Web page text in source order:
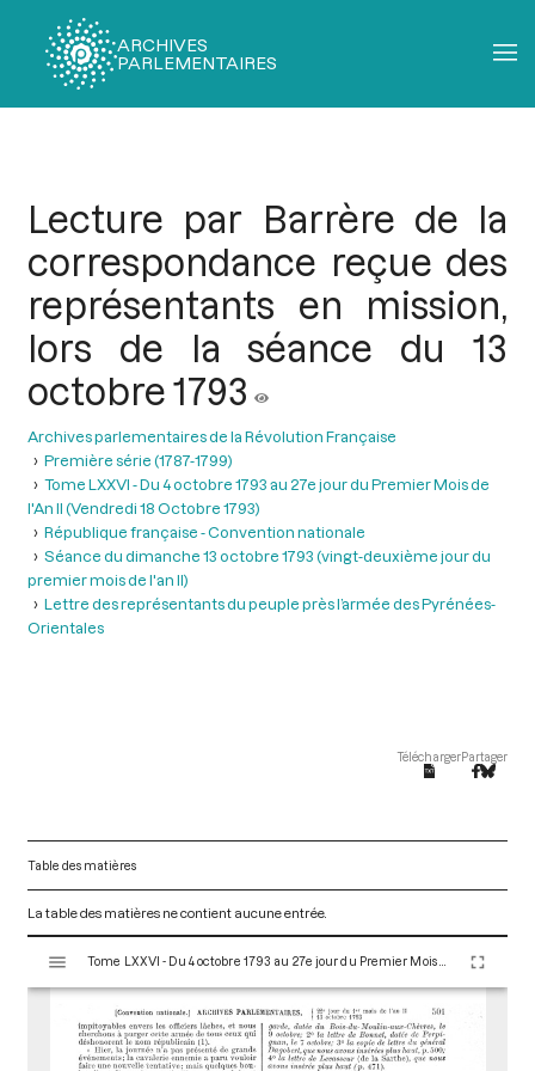
ARCHIVES
PARLEMENTAIRES
Lecture par Barrère de la
correspondance reçue des
représentants en mission,
lors de la séance du 13
octobre 1793
Archives parlementaires de la Révolution Française
Première série (1787-1799)
Tome LXXVI - Du 4 octobre 1793 au 27e jour du Premier Mois de
l'An II (Vendredi 18 Octobre 1793)
République française - Convention nationale
Séance du dimanche 13 octobre 1793 (vingt-deuxième jour du
premier mois de l'an II)
Lettre des représentants du peuple près l’armée des Pyrénées-
Orientales
TéléchargerPartager
Table des matières
La table des matières ne contient aucune entrée.
s